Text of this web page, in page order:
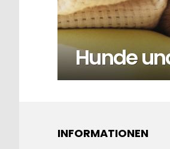
Hunde
INFORMATIONEN